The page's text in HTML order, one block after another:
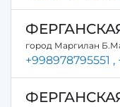
город Маргилан
+998978795551 ,